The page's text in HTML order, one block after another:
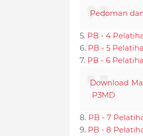
Pedoman
5. PB - 4
6. PB - 5
7. PB - 6
Download
P3MD
8. PB - 7
9. PB - 8